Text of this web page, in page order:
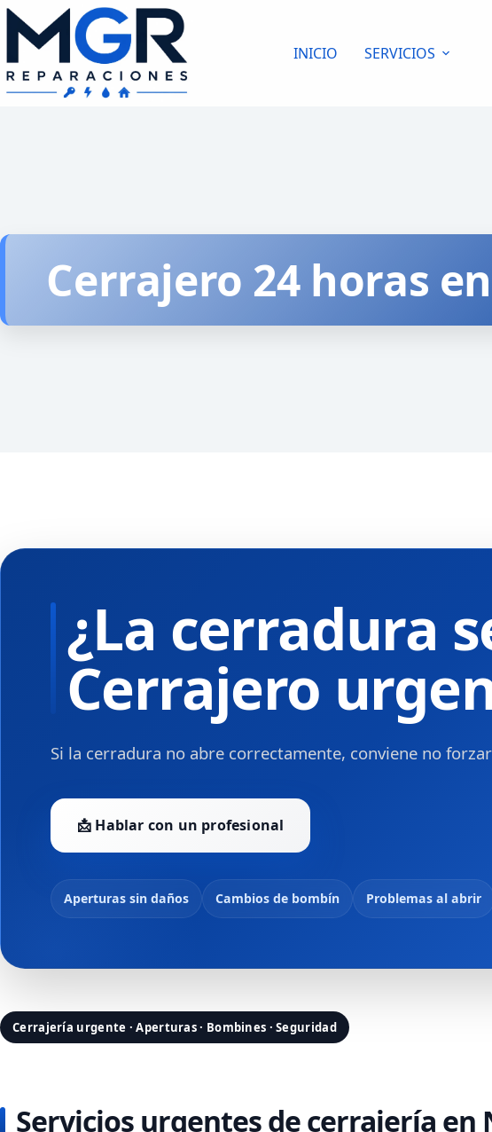
Saltar
contenido
INICIO SERVICIOS
Cerrajero 24 horas
¿La cerradura
Cerrajero
Si la cerradura no abre correctamente, conviene no
📩 Hablar con un profesional
Aperturas sin daños Cambios de bombín Problemas al abrir
Cerrajería urgente · Aperturas · Bombines · Seguridad
Servicios urgentes de cerrajería en